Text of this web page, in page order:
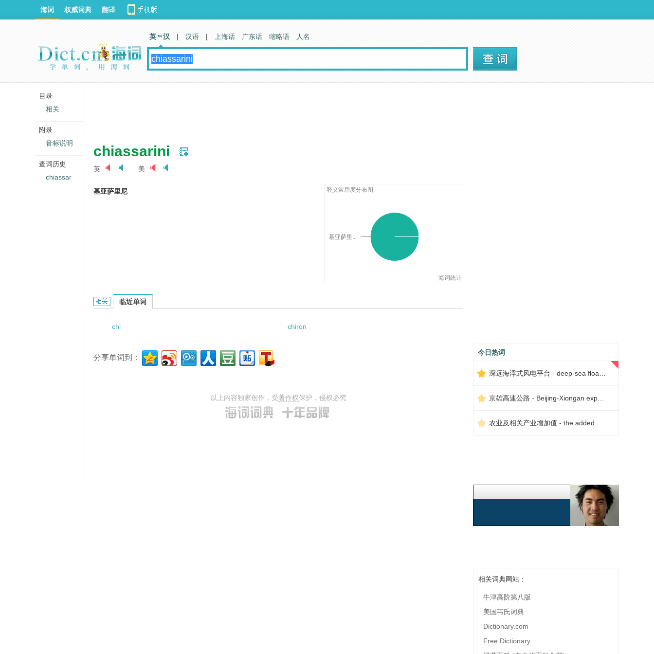
chiassarini
英 美
基亚萨里尼 释义常用度分布图
海词统计
基亚萨里..
Chiassarini的相关资料：
临近单词
chi chiron
分享单词到：
以上内容独家创作，受著作权保护，侵权必究
今日热词
相关词典网站：
牛津高阶第八版
美国韦氏词典
Dictionary.com
Free Dictionary
海词 权威词典 翻译
英 汉 | 汉语 | 上海话 广东话 缩略语 人名
目录
相关
附录
音标说明
查词历史
chiassar